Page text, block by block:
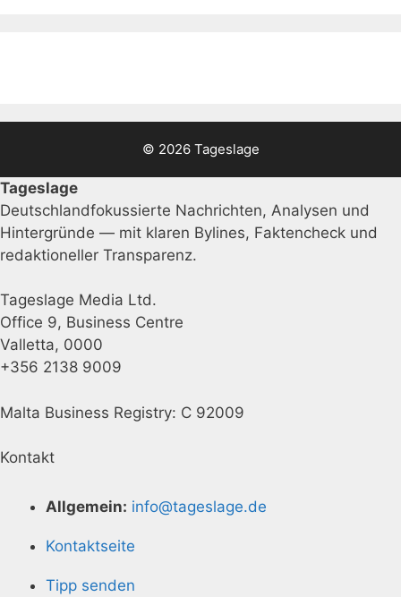
© 2026 Tageslage
Tageslage
Deutschlandfokussierte Nachrichten, Analysen und
Hintergründe — mit klaren Bylines, Faktencheck und
redaktioneller Transparenz.
Tageslage Media Ltd.
Office 9, Business Centre
Valletta, 0000
+356 2138 9009
Malta Business Registry: C 92009
Kontakt
Allgemein: info@tageslage.de
Kontaktseite
Tipp senden